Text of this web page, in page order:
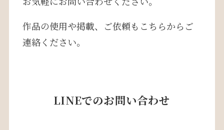
作品の使用や掲載、ご依頼もこちらからご
連絡ください。
LINEでのお問い合わせ